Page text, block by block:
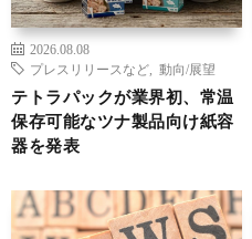
2026.08.08
プレスリリースなど
動向/展望
テトラパックが業界初、常温
保存可能なツナ製品向け紙容
器を発表